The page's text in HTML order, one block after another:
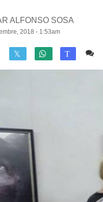
ALFONSO SOSA
2018 - 1:53am
 T